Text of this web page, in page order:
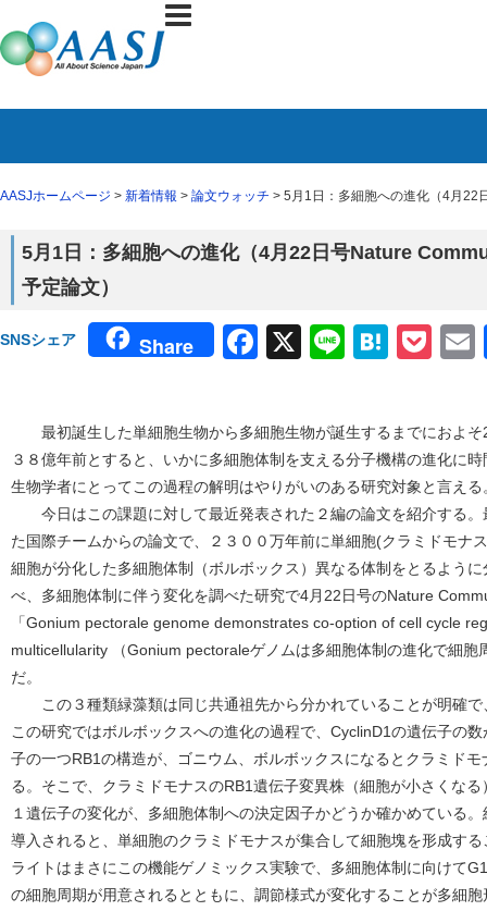
AASJホームページ > 新着情報 > 論文ウォッチ > 5月1日：多細胞への進化（4月22
5月1日：多細胞への進化（4月22日号Nature
予定論文）
SNSシェア Share Facebook
X Line
最初誕生した単細胞生物から多細胞生物が誕生するまでにおよそ
３８億年前とすると、いかに多細胞体制を支える分子機構の進化に
生物学者にとってこの過程の解明はやりがいのある研究対象と言える
今日はこの課題に対して最近発表された２編の論文を紹介する。
た国際チームからの論文で、２３００万年前に単細胞(クラミドモナ
細胞が分化した多細胞体制（ボルボックス）異なる体制をとるよう
べ、多細胞体制に伴う変化を調べた研究で4月22日号のNature
「Gonium pectorale genome demonstrates co-option of cell cycle
multicellularity （Gonium pectoraleゲノムは多細胞体制の進化で細胞
だ。
この３種類緑藻類は同じ共通祖先から分かれていることが明確で
この研究ではボルボックスへの進化の過程で、CyclinD1の遺伝子の
子の一つRB1の構造が、ゴニウム、ボルボックスになるとクラミド
る。そこで、クラミドモナスのRB1遺伝子変異株（細胞が小さくな
１遺伝子の変化が、多細胞体制への決定因子かどうか確かめている
導入されると、単細胞のクラミドモナスが集合して細胞塊を形成す
ライトはまさにこの機能ゲノミックス実験で、多細胞体制に向けて
の細胞周期が用意されるとともに、調節様式が変化することが多細